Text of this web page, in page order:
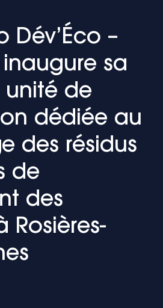
Dév’Éco –
inaugure sa
unité de
dédiée au
des résidus
de
des
Rosières-